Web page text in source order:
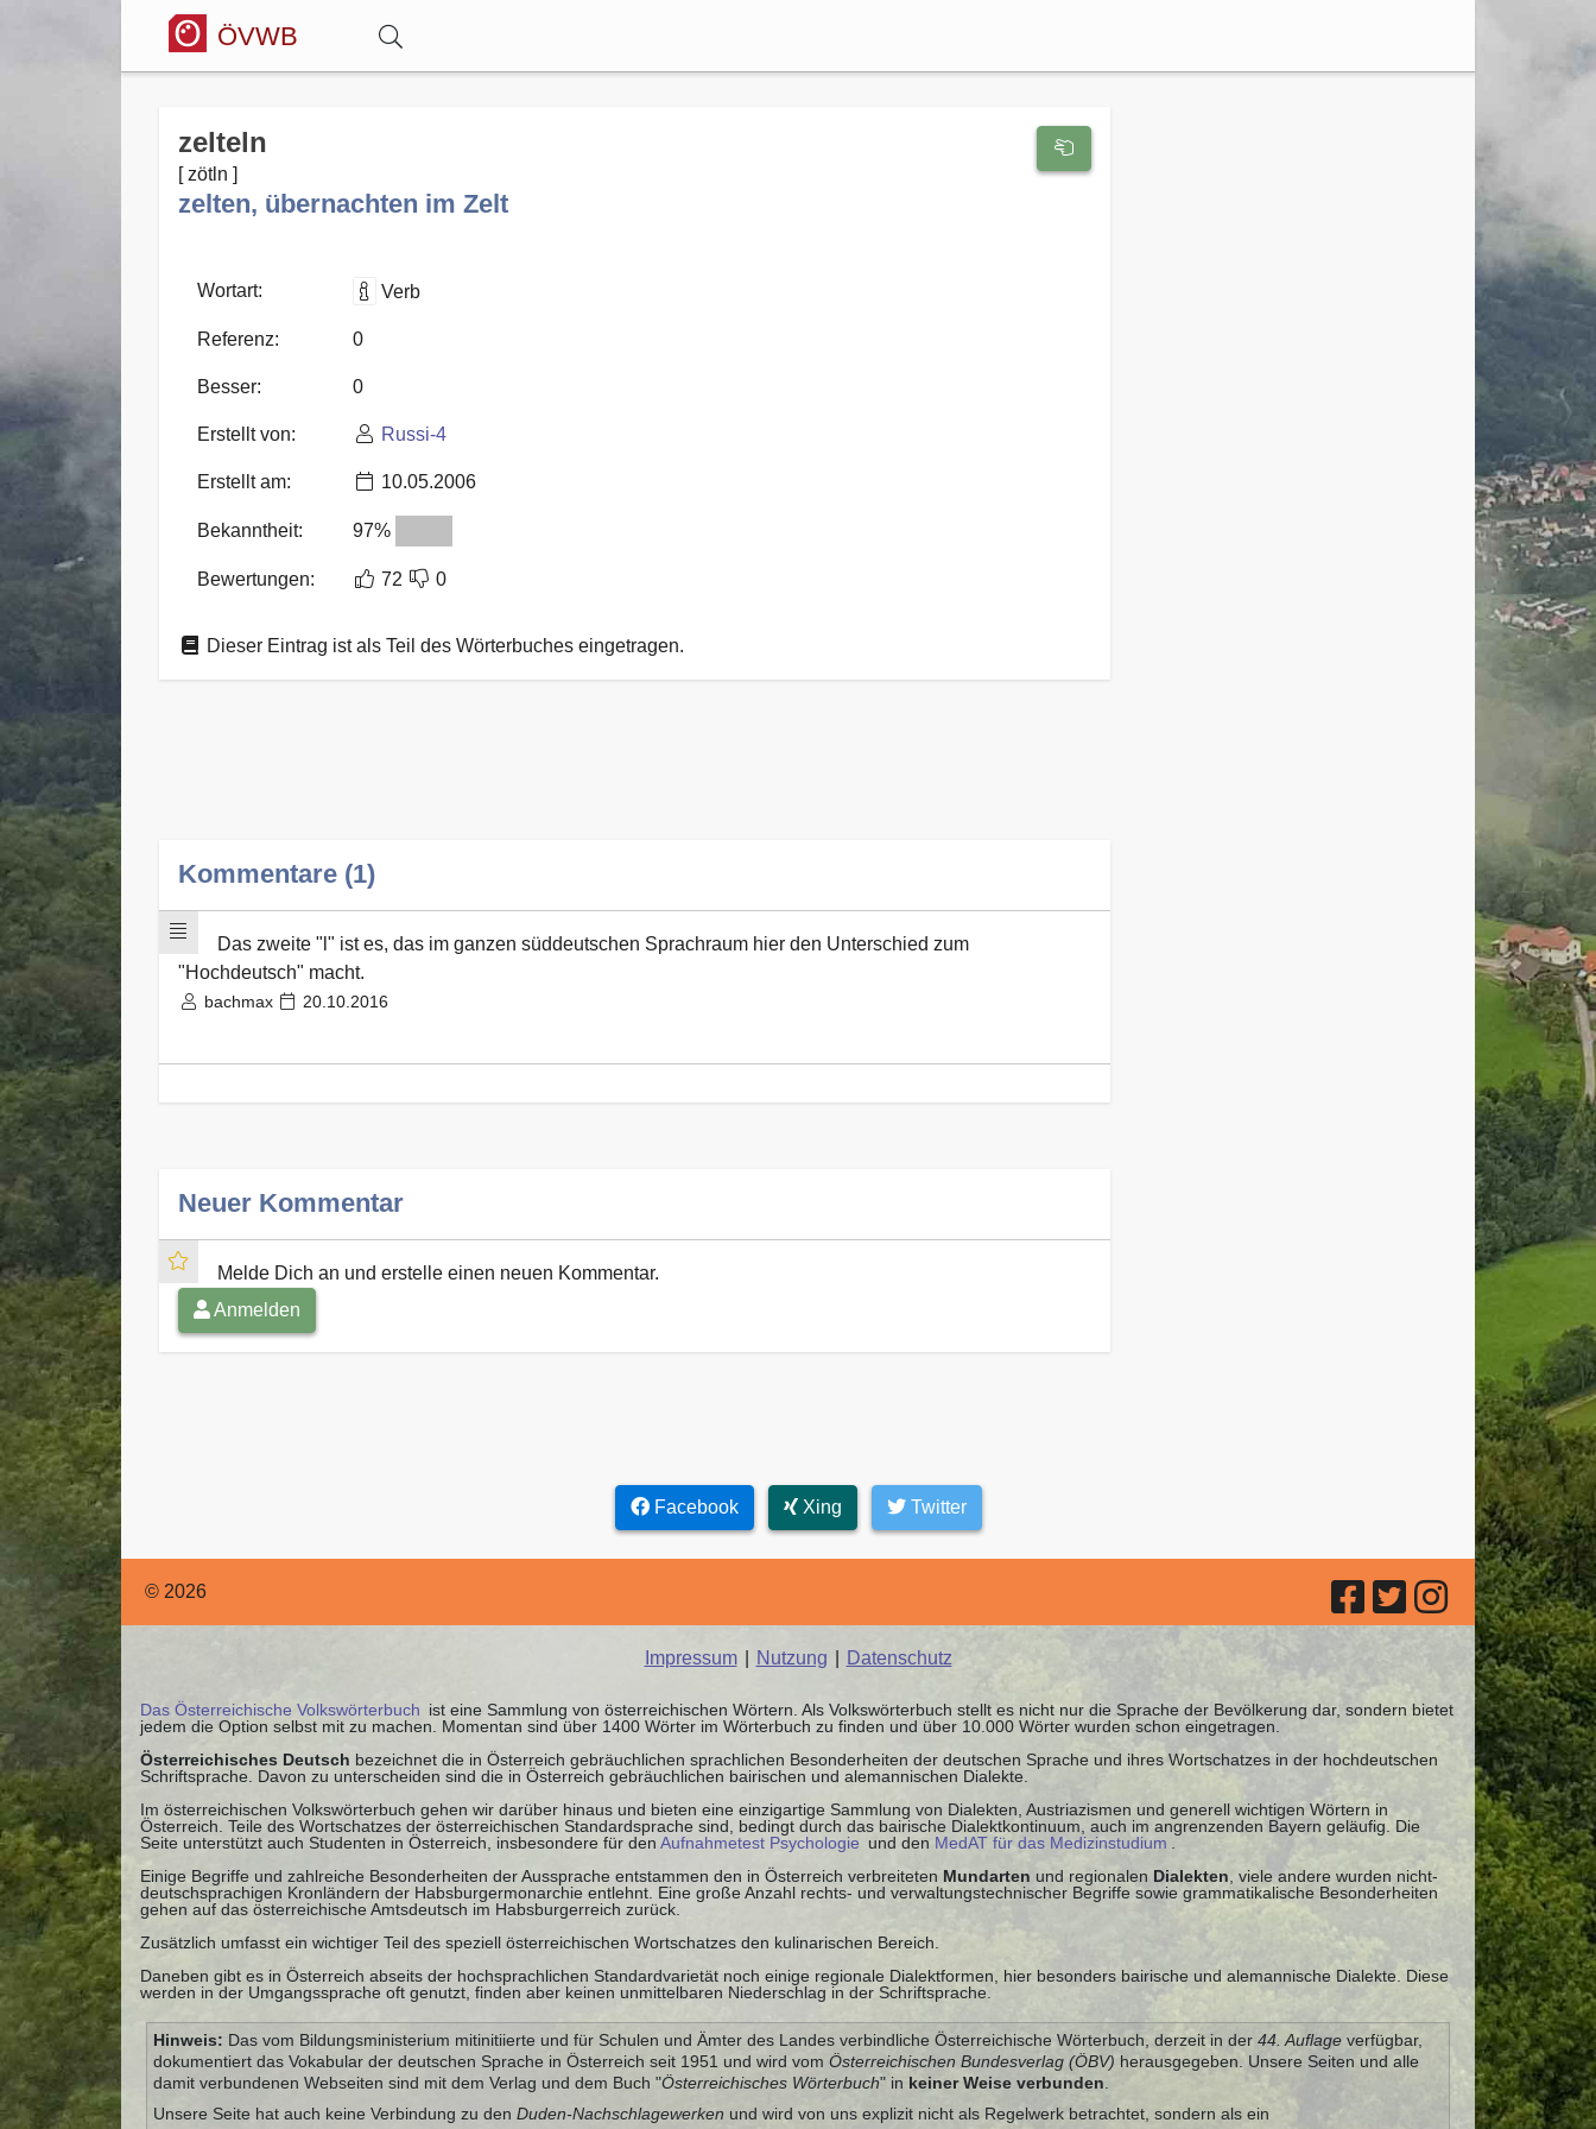
ÖVWB
Wörterbuch
Blog
zelteln
[ zötln ]
zelten, übernachten im Zelt
Wortart: Verb
Referenz: 0
Besser: 0
Erstellt von: Russi-4
Erstellt am: 10.05.2006
Bekanntheit: 97%
Bewertungen: 72 0
Dieser Eintrag ist als Teil des Wörterbuches eingetragen.
Kommentare (1)
Das zweite "l" ist es, das im ganzen süddeutschen Sprachraum hier den Unterschied zum
"Hochdeutsch" macht.
bachmax 20.10.2016
Neuer Kommentar
Melde Dich an und erstelle einen neuen Kommentar.
Anmelden
Facebook Xing Twitter
© 2026
Impressum Nutzung Datenschutz
Das Österreichische Volkswörterbuch ist eine Sammlung von österreichischen Wörtern. Als Volkswörterbuch stellt es nicht nur die Sprache der Bevölkerung dar, sondern bietet
jedem die Option selbst mit zu machen. Momentan sind über 1400 Wörter im Wörterbuch zu finden und über 10.000 Wörter wurden schon eingetragen.
Österreichisches Deutsch bezeichnet die in Österreich gebräuchlichen sprachlichen Besonderheiten der deutschen Sprache und ihres Wortschatzes in der hochdeutschen
Schriftsprache. Davon zu unterscheiden sind die in Österreich gebräuchlichen bairischen und alemannischen Dialekte.
Im österreichischen Volkswörterbuch gehen wir darüber hinaus und bieten eine einzigartige Sammlung von Dialekten, Austriazismen und generell wichtigen Wörtern in
Österreich. Teile des Wortschatzes der österreichischen Standardsprache sind, bedingt durch das bairische Dialektkontinuum, auch im angrenzenden Bayern geläufig. Die
Seite unterstützt auch Studenten in Österreich, insbesondere für den Aufnahmetest Psychologie und den MedAT für das Medizinstudium .
Einige Begriffe und zahlreiche Besonderheiten der Aussprache entstammen den in Österreich verbreiteten Mundarten und regionalen Dialekten , viele andere wurden nicht-
deutschsprachigen Kronländern der Habsburgermonarchie entlehnt. Eine große Anzahl rechts- und verwaltungstechnischer Begriffe sowie grammatikalische Besonderheiten
gehen auf das österreichische Amtsdeutsch im Habsburgerreich zurück.
Zusätzlich umfasst ein wichtiger Teil des speziell österreichischen Wortschatzes den kulinarischen Bereich.
Daneben gibt es in Österreich abseits der hochsprachlichen Standardvarietät noch einige regionale Dialektformen, hier besonders bairische und alemannische Dialekte. Diese
werden in der Umgangssprache oft genutzt, finden aber keinen unmittelbaren Niederschlag in der Schriftsprache.
Hinweis: Das vom Bildungsministerium mitinitiierte und für Schulen und Ämter des Landes verbindliche Österreichische Wörterbuch, derzeit in der 44. Auflageverfügbar,
dokumentiert das Vokabular der deutschen Sprache in Österreich seit 1951 und wird vom Österreichischen Bundesverlag (ÖBV) herausgegeben. Unsere Seiten und alle
damit verbundenen Webseiten sind mit dem Verlag und dem Buch "Österreichisches Wörterbuch" in keiner Weise verbunden
Unsere Seite hat auch keine Verbindung zu den Duden-Nachschlagewerken und wird von uns explizit nicht als Regelwerk betrachtet, sondern als ein